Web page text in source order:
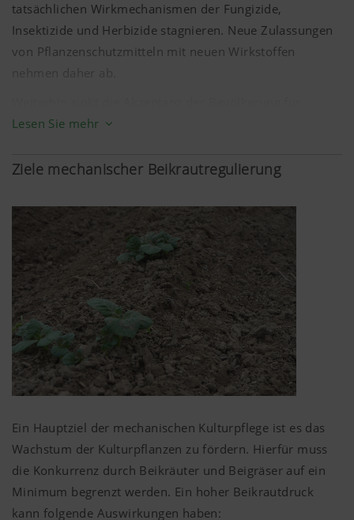
tatsächlichen Wirkmechanismen der Fungizide,
Insektizide und Herbizide stagnieren. Neue Zulassungen
von Pflanzenschutzmitteln mit neuen Wirkstoffen
chemische Pflanzenschutzapplikationen und neue
Reduktion.
für eine nachhaltige, betriebs- und standortspezifische
Bewirtschaftung mechanische Kulturpflegemaschinen in
das Produktprogramm mit aufgenommen.
Lesen Sie mehr
Ziele mechanischer Beikrautregulierung
Ein Hauptziel der mechanischen Kulturpflege ist es das
Wachstum der Kulturpflanzen zu fördern. Hierfür muss
die Konkurrenz durch Beikräuter und Beigräser auf ein
Minimum begrenzt werden. Ein hoher Beikrautdruck
kann folgende Auswirkungen haben: